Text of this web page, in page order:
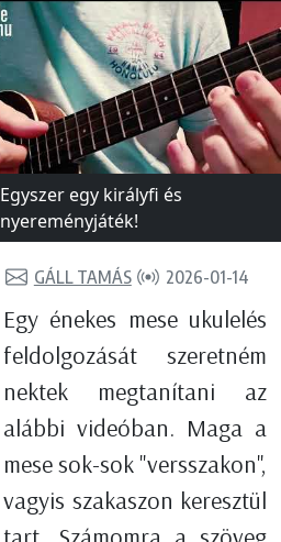
Egyszer egy királyfi és
nyereményjáték!
GÁLL TAMÁS 2026-01-14
Egy énekes mese ukulelés
feldolgozását szeretném
nektek megtanítani az
alábbi videóban. Maga a
mese sok-sok "versszakon",
vagyis szakaszon keresztül